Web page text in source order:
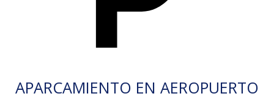
APARCAMIENTO EN AEROPUERTO